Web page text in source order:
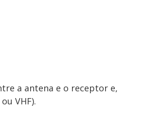
a antena e o receptor e,
VHF).